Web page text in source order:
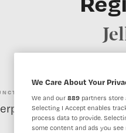
We Care About Your
We and our 889 partners store
Selecting I Accept enables
process data to provide.
some content and ads you